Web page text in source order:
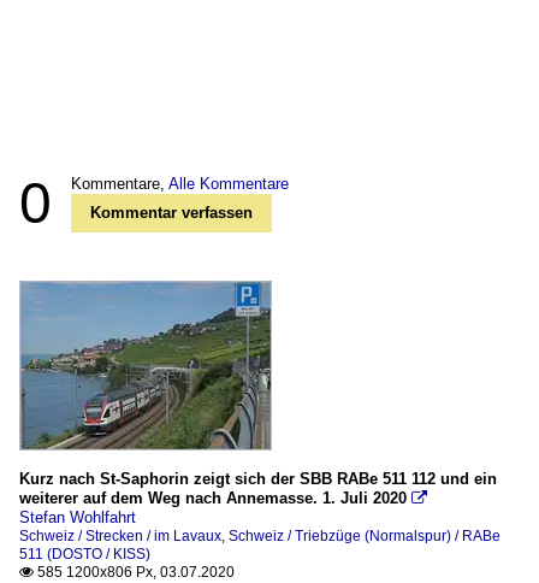
0 Kommentare, Alle Kommentare
Kommentar verfassen
Kurz nach St-Saphorin zeigt sich der SBB RABe 511 112 und ein
weiterer auf dem Weg nach Annemasse. 1. Juli 2020 
Stefan Wohlfahrt
Schweiz / Strecken / im Lavaux, Schweiz / Triebzüge (Normalspur) / RABe
511 (DOSTO / KISS)
 585 1200x806 Px, 03.07.2020